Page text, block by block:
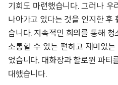
기회도 마련했습니다. 그러나
나아가고 있다는 것을 인지한 후
습니다. 지속적인 회의를 통해
소통할 수 있는 편하고 재미있
었습니다. 대화장과 할로윈 파티
대했습니다.